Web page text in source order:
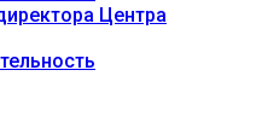
Центра